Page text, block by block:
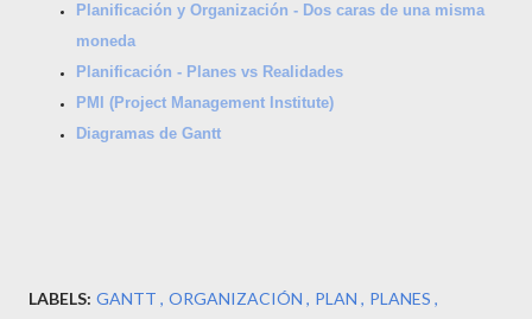
Planificación y Organización - Dos caras de una misma
moneda
Planificación - Planes vs Realidades
PMI (Project Management Institute)
Diagramas de Gantt
LABELS: GANTT ORGANIZACIÓN PLAN
PLANES